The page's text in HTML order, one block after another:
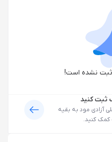
ثبت نشده است!
ثبت کنید
آزادی مود به بقیه
کمک کنید.